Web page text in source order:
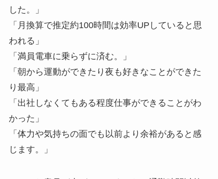
した。」
「月換算で推定約100時間は効率UPしていると思
われる」
「満員電車に乗らずに済む。」
「朝から運動ができたり夜も好きなことができた
り最高」
「出社しなくてもある程度仕事ができることがわ
かった」
「体力や気持ちの面でも以前より余裕があると感
じます。」